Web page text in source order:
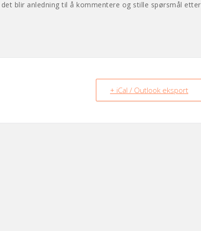
blir anledning til å kommentere og stille spørsmål etter
+ iCal / Outlook eksport